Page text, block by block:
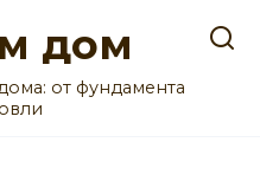
дом
от фундамента